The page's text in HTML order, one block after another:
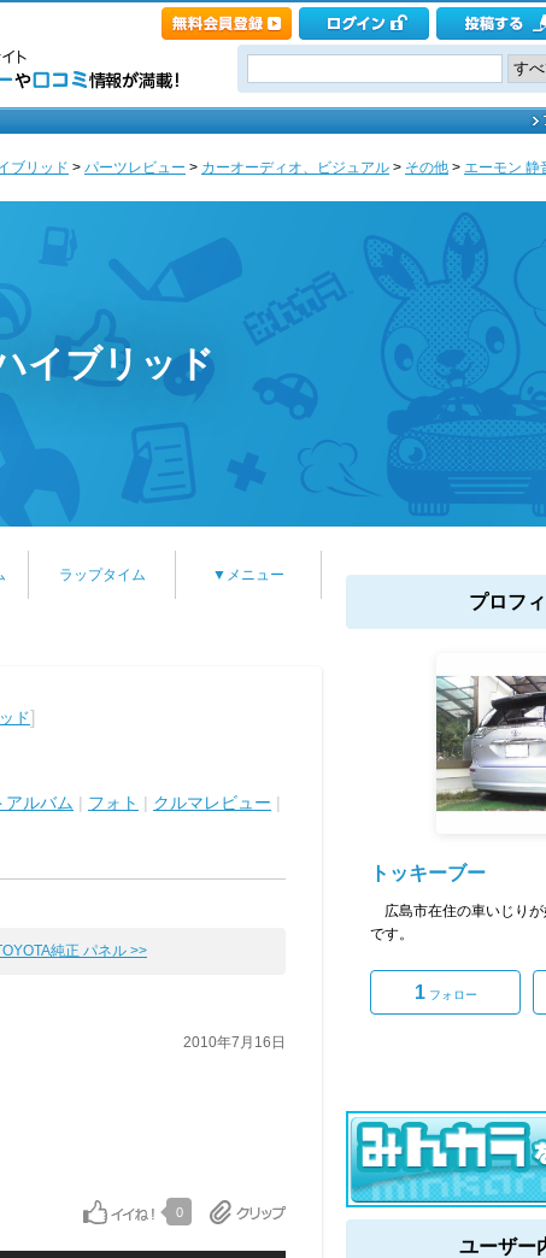
ブリッド > パーツレビュー > カーオーディオ、ビジュアル > その他 > エーモン 静
イブリッド
ラップタイム ▼メニュー
ド]
アルバム | フォト | クルマレビュー |
純正 パネル >>
2010年7月16日
0
プロフ
トッキーブー
広島市在住の車いじりが
です。
1フォロー
ユーザー